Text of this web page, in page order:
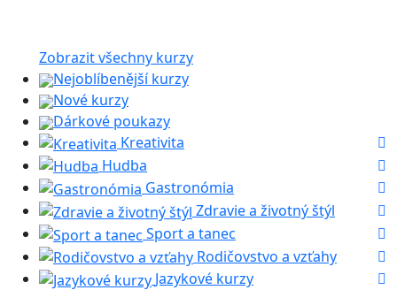
Zobrazit všechny kurzy
Nejoblíbenější kurzy
Nové kurzy
Dárkové poukazy
Kreativita
Hudba
Gastronómia
Zdravie a životný štýl
Sport a tanec
Rodičovstvo a vzťahy
Jazykové kurzy